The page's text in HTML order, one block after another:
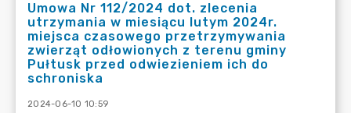
Umowa Nr 112/2024 dot. zlecenia
utrzymania w miesiącu lutym 2024r.
miejsca czasowego przetrzymywania
zwierząt odłowionych z terenu gminy
Pułtusk przed odwiezieniem ich do
schroniska
2024-06-10 10:59